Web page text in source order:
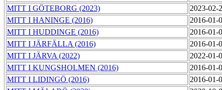
MITT I GÖTEBORG (2023)
2023-02-
MITT I HANINGE (2016)
2016-01-
MITT I HUDDINGE (2016)
2016-01-
MITT I JÄRFÄLLA (2016)
2016-01-
MITT I JÄRVA (2022)
2022-01-
MITT I KUNGSHOLMEN (2016)
2016-01-
MITT I LIDINGÖ (2016)
2016-01-